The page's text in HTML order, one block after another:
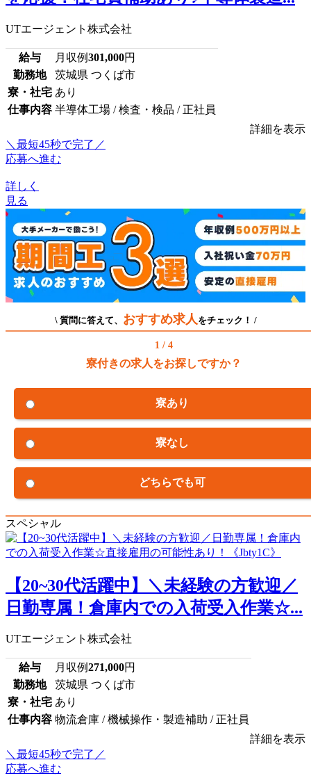
UTエージェント株式会社
給与 月収例301,000円
勤務地
茨城県 つくば市
寮・社宅 あり
仕事内容 半導体工場 / 検査・検品 / 正社員
詳細を表示
＼最短45秒で完了／
応募へ進む
詳しく
見る
\ 質問に答えて、 おすすめ求人 をチェック！ /
1 / 4
寮付きの求人をお探しですか？
寮あり
寮なし
どちらでも可
スペシャル
【20~30代活躍中】＼未経験の方歓迎／
日勤専属！倉庫内での入荷受入作業☆...
UTエージェント株式会社
給与 月収例271,000円
勤務地
茨城県 つくば市
寮・社宅 あり
仕事内容 物流倉庫 / 機械操作・製造補助 / 正社員
詳細を表示
＼最短45秒で完了／
応募へ進む